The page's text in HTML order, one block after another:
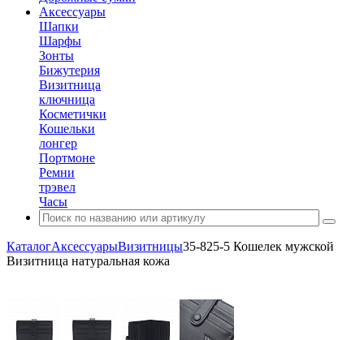
Аксессуары
Шапки
Шарфы
Зонты
Бижутерия
Визитница
ключница
Косметички
Кошельки
лонгер
Портмоне
Ремни
трэвел
Часы
КаталогАксессуарыВизитницы35-825-5 Кошелек мужской
Визитница натуральная кожа